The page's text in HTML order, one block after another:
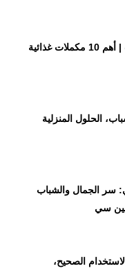
أفضل فيتامينات للسيدات | أهم 10 مكملات غذائية
الحلول المنزلية
سر الجمال والشباب
الصحيح،